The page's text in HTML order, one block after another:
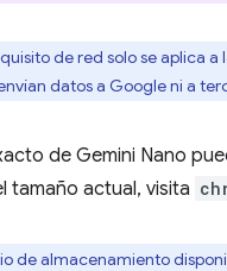
de red solo se aplica
datos a Google ni a
de Gemini Nano
tamaño actual, visita
de almacenamiento